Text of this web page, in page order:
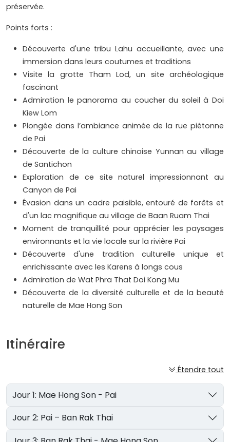
préservée.
Points forts :
Découverte d'une tribu Lahu accueillante, avec une
immersion dans leurs coutumes et traditions
Visite la grotte Tham Lod, un site archéologique
fascinant
Admiration le panorama au coucher du soleil à Doi
Kiew Lom
Plongée dans l’ambiance animée de la rue piétonne
de Pai
Découverte de la culture chinoise Yunnan au village
de Santichon
Exploration de ce site naturel impressionnant au
Canyon de Pai
Évasion dans un cadre paisible, entouré de forêts et
d'un lac magnifique au village de Baan Ruam Thai
Moment de tranquillité pour apprécier les paysages
environnants et la vie locale sur la rivière Pai
Découverte d'une tradition culturelle unique et
enrichissante avec les Karens à longs cous
Admiration de Wat Phra That Doi Kong Mu
Découverte de la diversité culturelle et de la beauté
naturelle de Mae Hong Son
Itinéraire
Étendre tout
Jour 1: Mae Hong Son - Pai
Jour 2: Pai – Ban Rak Thai